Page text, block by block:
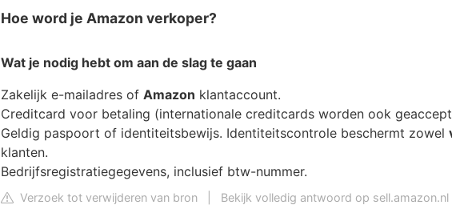
Hoe word je Amazon verkoper?
Wat je nodig hebt om aan de slag te gaan
Zakelijk e-mailadres of Amazon klantaccount.
Creditcard voor betaling (internationale creditcards worden ook
Geldig paspoort of identiteitsbewijs. Identiteitscontrole beschermt zowel
klanten.
Bedrijfsregistratiegegevens, inclusief btw-nummer.
Verzoek tot verwijderen van bron Bekijk volledig antwoord op sell.amazon.nl